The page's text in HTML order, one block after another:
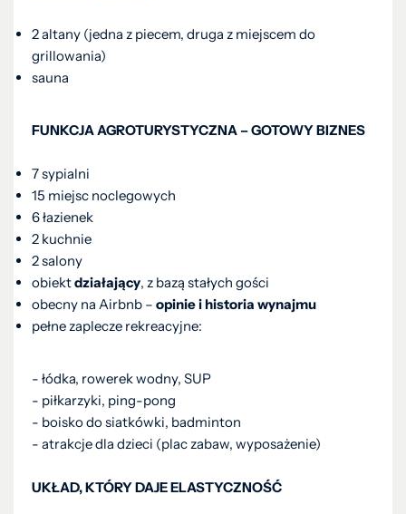
2 altany (jedna z piecem, druga z miejscem do
grillowania)
sauna
FUNKCJA AGROTURYSTYCZNA – GOTOWY BIZNES
7 sypialni
15 miejsc noclegowych
6 łazienek
2 kuchnie
2 salony
obiektdziałający, z bazą stałych gości
obecny na Airbnb – opinie i historia wynajmu
pełne zaplecze rekreacyjne:
- łódka, rowerek wodny, SUP
- piłkarzyki, ping-pong
- boisko do siatkówki, badminton
- atrakcje dla dzieci (plac zabaw, wyposażenie)
UKŁAD, KTÓRY DAJE ELASTYCZNOŚĆ